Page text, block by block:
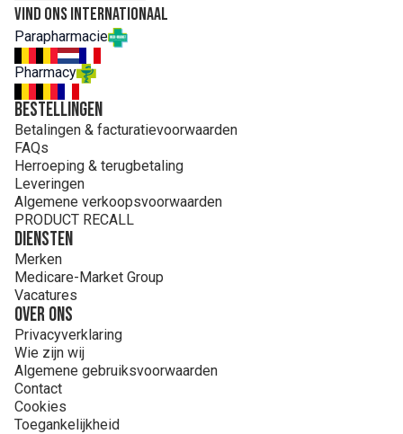
Vind ons internationaal
Parapharmacie
Pharmacy
Bestellingen
Betalingen & facturatievoorwaarden
FAQs
Herroeping & terugbetaling
Leveringen
Algemene verkoopsvoorwaarden
PRODUCT RECALL
Diensten
Merken
Medicare-Market Group
Vacatures
Over ons
Privacyverklaring
Wie zijn wij
Algemene gebruiksvoorwaarden
Contact
Cookies
Toegankelijkheid